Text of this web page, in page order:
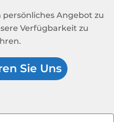
persönliches Angebot zu
Verfügbarkeit zu
Sie Uns